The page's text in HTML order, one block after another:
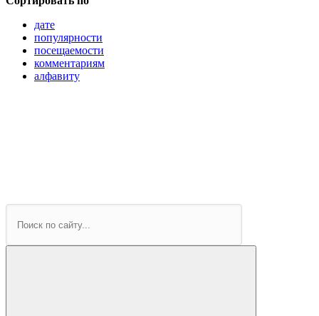
дате
популярности
посещаемости
комментариям
алфавиту